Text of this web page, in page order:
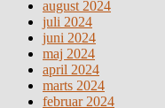
august 2024
juli 2024
juni 2024
maj 2024
april 2024
marts 2024
februar 2024